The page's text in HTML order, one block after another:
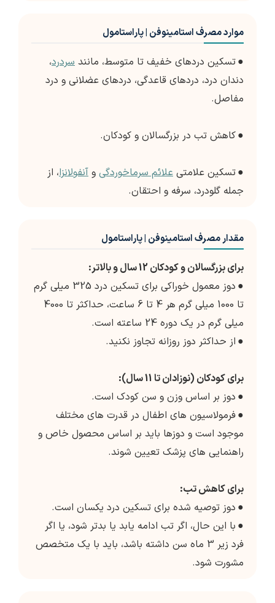
موارد مصرف استامینوفن | پاراستامول
●تسکین دردهای خفیف تا متوسط، مانند سردرد،
دندان درد، دردهای قاعدگی، دردهای عضلانی و درد
مفاصل.
●کاهش تب در بزرگسالان و کودکان.
●تسکین علامتی علائم سرماخوردگی و آنفولانزا، از
جمله گلودرد، سرفه و احتقان.
مقدار مصرف استامینوفن | پاراستامول
برای بزرگسالان و کودکان 12 سال و بالاتر:
●
دوز معمول خوراکی برای تسکین درد 325 میلی گرم
تا 1000 میلی گرم هر 4 تا 6 ساعت، حداکثر تا 4000
میلی گرم در یک دوره 24 ساعته است.
● از حداکثر دوز روزانه تجاوز نکنید.
برای کودکان (نوزادان تا 11 سال):
● دوز بر اساس وزن و سن کودک است.
●فرمولاسیون های اطفال در قدرت های مختلف
موجود است و دوزها باید بر اساس محصول خاص و
راهنمایی های پزشک تعیین شوند.
برای کاهش تب:
● دوز توصیه شده برای تسکین درد یکسان است.
● با این حال، اگر تب ادامه یابد یا بدتر شود، یا اگر
فرد زیر 3 ماه سن داشته باشد، باید با یک متخصص
مشورت شود.